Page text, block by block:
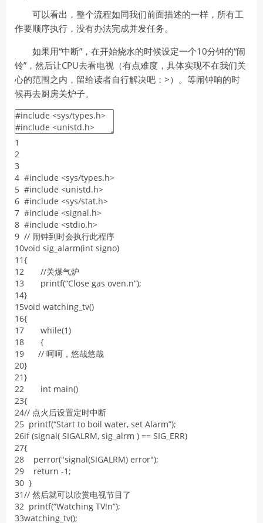
可以看出，整个流程如同我们前面描述的一样，所有工
作要顺序执行，没有办法完成并发任务。
如果用“中断”，在开始烧水的时候设定一个10分钟的“闹
铃”，然后让CPU去看电视（有点难度，具体实现不在我们关
心的范围之内，留给读者自行解决吧：>）。等闹钟响的时
候再去厨房关炉子。
1
2
3
4
5
6
7
8
9
10
11
12
13
14
15
16
17
18
19
20
21
22
23
24
25
26
27
28
29
30
31
32
33
#include <sys/types.h>
#include <unistd.h>
#include <sys/stat.h>
#include <signal.h>
#include <stdio.h>
// 闹钟到时会执行此程序
void sig_alarm(int signo)
{
//关煤气炉
printf(“Close gas oven.n”);
}
void watching_tv()
{
while(1)
{
// 呵呵，悠哉悠哉
}
}
int main()
{
// 点火后设置定时中断
printf(“Start to boil water, set Alarm”);
if (signal( SIGALRM, sig alrm ) == SIG_ERR)
{
perror("signal(SIGALRM) error");
return -1;
}
// 然后就可以欣赏电视节目了
printf(“Watching TV!n”);
watching_tv();